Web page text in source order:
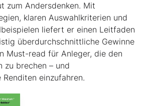
zum Andersdenken. Mit
klaren Auswahlkriterien und
liefert er einen Leit­faden
überdurchschnittliche Gewinne
Must-read für Anleger, die den
zu brechen – und
einzufahren.